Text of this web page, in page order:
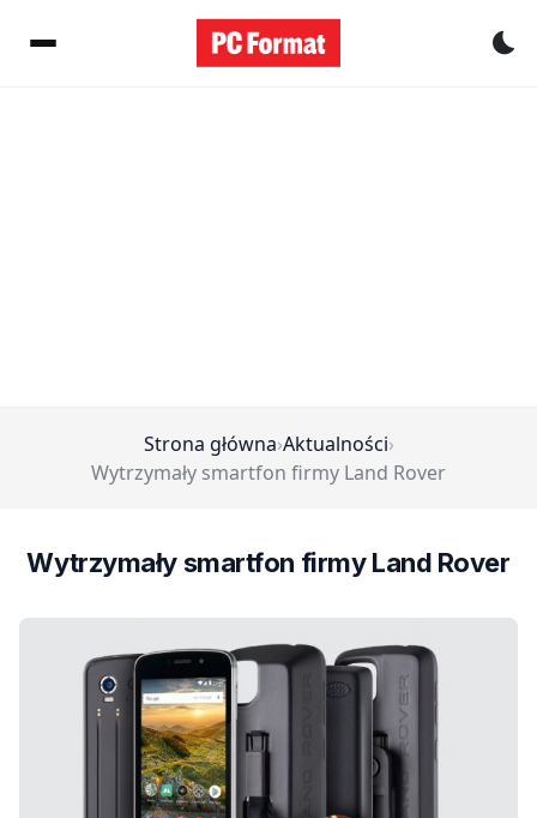
Strona główna›Aktualności›
Wytrzymały smartfon firmy Land Rover
Wytrzymały smartfon firmy Land Rover